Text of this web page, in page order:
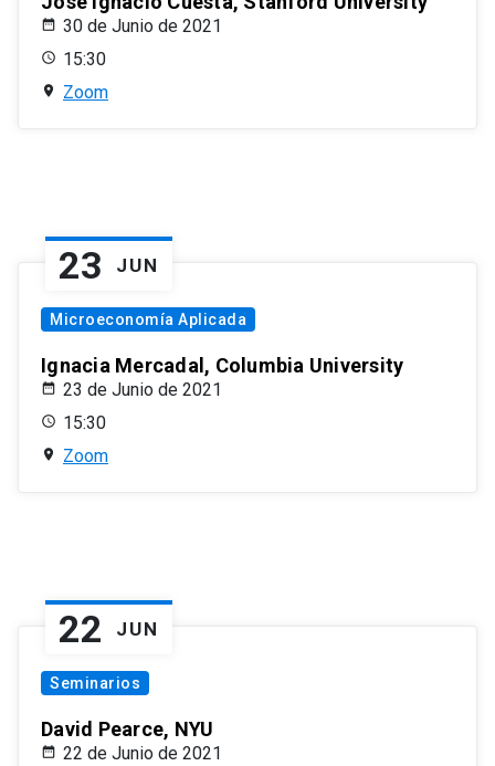
30 de Junio de 2021
15:30
Zoom
23 JUN
Microeconomía Aplicada
Ignacia Mercadal, Columbia University
23 de Junio de 2021
15:30
Zoom
22 JUN
Seminarios
David Pearce, NYU
22 de Junio de 2021